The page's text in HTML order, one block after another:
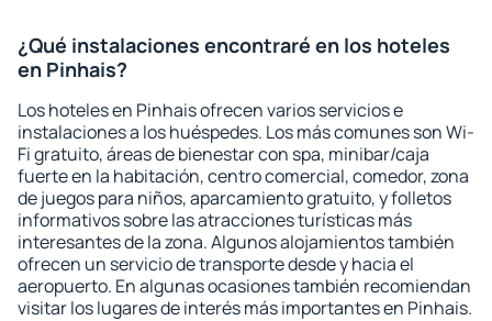
¿Qué instalaciones encontraré en los hoteles
en Pinhais?
Los hoteles en Pinhais ofrecen varios servicios e
instalaciones a los huéspedes. Los más comunes son Wi-
Fi gratuito, áreas de bienestar con spa, minibar/caja
fuerte en la habitación, centro comercial, comedor, zona
de juegos para niños, aparcamiento gratuito, y folletos
informativos sobre las atracciones turísticas más
interesantes de la zona. Algunos alojamientos también
ofrecen un servicio de transporte desde y hacia el
aeropuerto. En algunas ocasiones también recomiendan
visitar los lugares de interés más importantes en Pinhais.